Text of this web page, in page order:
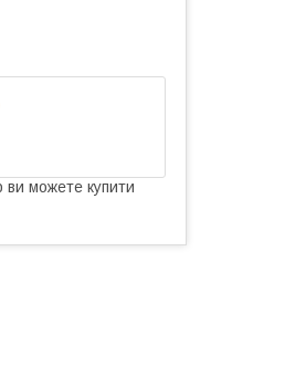
ви можете купити